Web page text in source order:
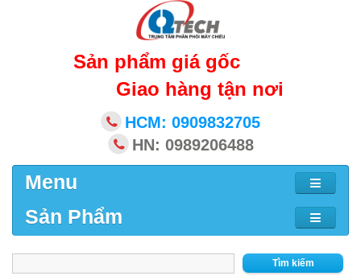
Sản phẩm giá gốc
Giao hàng tận nơi
HCM: 0909832705
HN: 0989206488
Menu
Sản Phẩm
Tìm kiếm